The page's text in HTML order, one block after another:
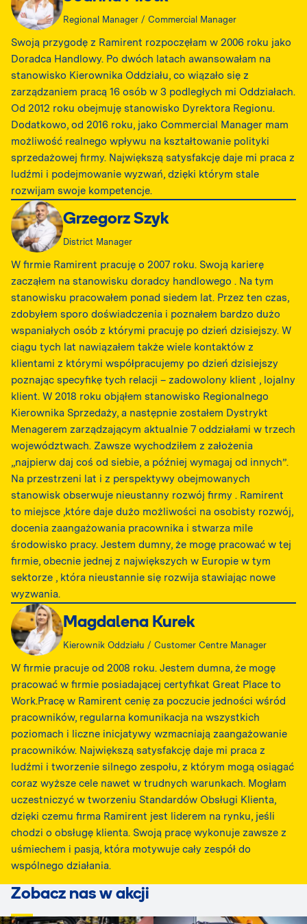
Regional Manager / Commercial Manager
Swoją przygodę z Ramirent rozpoczęłam w 2006 roku jako
Doradca Handlowy. Po dwóch latach awansowałam na
stanowisko Kierownika Oddziału, co wiązało się z
zarządzaniem pracą 16 osób w 3 podległych mi Oddziałach.
Od 2012 roku obejmuję stanowisko Dyrektora Regionu.
Dodatkowo, od 2016 roku, jako Commercial Manager mam
możliwość realnego wpływu na kształtowanie polityki
sprzedażowej firmy. Największą satysfakcję daje mi praca z
ludźmi i podejmowanie wyzwań, dzięki którym stale
rozwijam swoje kompetencje.
Grzegorz Szyk
District Manager
W firmie Ramirent pracuję o 2007 roku. Swoją karierę
zacząłem na stanowisku doradcy handlowego . Na tym
stanowisku pracowałem ponad siedem lat. Przez ten czas,
zdobyłem sporo doświadczenia i poznałem bardzo dużo
wspaniałych osób z którymi pracuję po dzień dzisiejszy. W
ciągu tych lat nawiązałem także wiele kontaktów z
klientami z którymi współpracujemy po dzień dzisiejszy
poznając specyfikę tych relacji – zadowolony klient , lojalny
klient. W 2018 roku objąłem stanowisko Regionalnego
Kierownika Sprzedaży, a następnie zostałem Dystrykt
Menagerem zarządzającym aktualnie 7 oddziałami w trzech
województwach. Zawsze wychodziłem z założenia
„najpierw daj coś od siebie, a później wymagaj od innych”.
Na przestrzeni lat i z perspektywy obejmowanych
stanowisk obserwuje nieustanny rozwój firmy . Ramirent
to miejsce ,które daje dużo możliwości na osobisty rozwój,
docenia zaangażowania pracownika i stwarza mile
środowisko pracy. Jestem dumny, że mogę pracować w tej
firmie, obecnie jednej z największych w Europie w tym
sektorze , która nieustannie się rozwija stawiając nowe
wyzwania.
Magdalena Kurek
Kierownik Oddziału / Customer Centre Manager
W firmie pracuje od 2008 roku. Jestem dumna, że mogę
pracować w firmie posiadającej certyfikat Great Place to
Work.Pracę w Ramirent cenię za poczucie jedności wśród
pracowników, regularna komunikacja na wszystkich
poziomach i liczne inicjatywy wzmacniają zaangażowanie
pracowników. Największą satysfakcję daje mi praca z
ludźmi i tworzenie silnego zespołu, z którym mogą osiągać
coraz wyższe cele nawet w trudnych warunkach. Mogłam
uczestniczyć w tworzeniu Standardów Obsługi Klienta,
dzięki czemu firma Ramirent jest liderem na rynku, jeśli
chodzi o obsługę klienta. Swoją pracę wykonuje zawsze z
uśmiechem i pasją, która motywuje cały zespół do
wspólnego działania.
Zobacz nas w akcji